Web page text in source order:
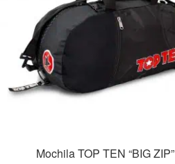
Mochila TOP TEN “BIG ZIP”